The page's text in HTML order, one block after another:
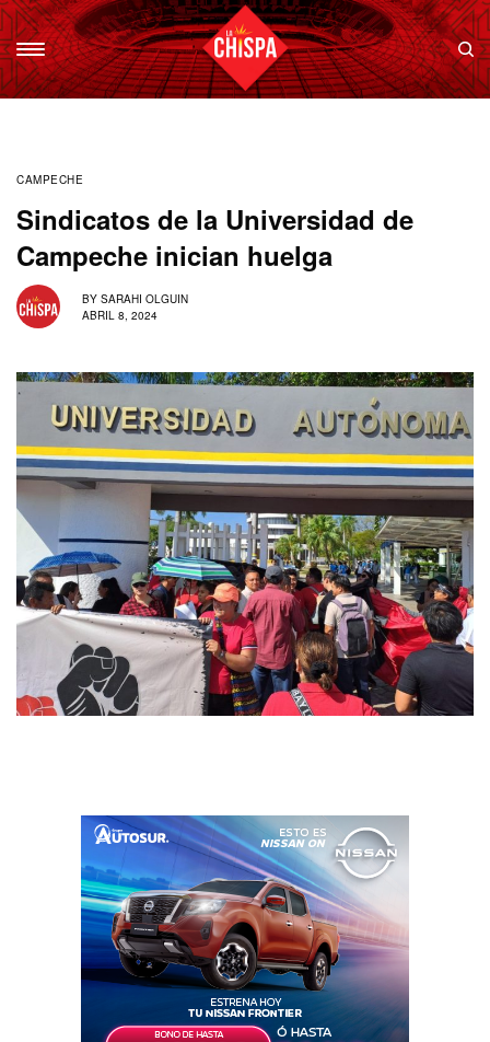
CAMPECHE
Sindicatos de la Universidad de
Campeche inician huelga
BY SARAHI OLGUIN
ABRIL 8, 2024